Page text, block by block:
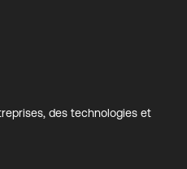
des technologies et